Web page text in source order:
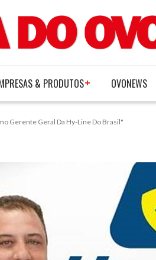
& PRODUTOS OVONEWS
Gerente Geral Da Hy-Line Do Brasil"